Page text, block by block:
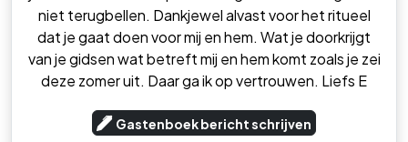
niet terugbellen. Dankjewel alvast voor het ritueel
dat je gaat doen voor mij en hem. Wat je doorkrijgt
van je gidsen wat betreft mij en hem komt zoals je zei
deze zomer uit. Daar ga ik op vertrouwen. Liefs E
Gastenboek bericht schrijven